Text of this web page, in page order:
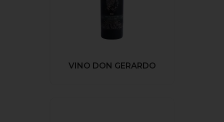
VINO DON GERARDO